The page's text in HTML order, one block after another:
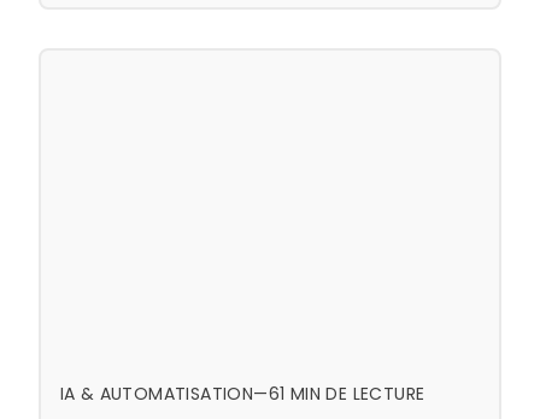
IA & AUTOMATISATION—61 MIN DE LECTURE